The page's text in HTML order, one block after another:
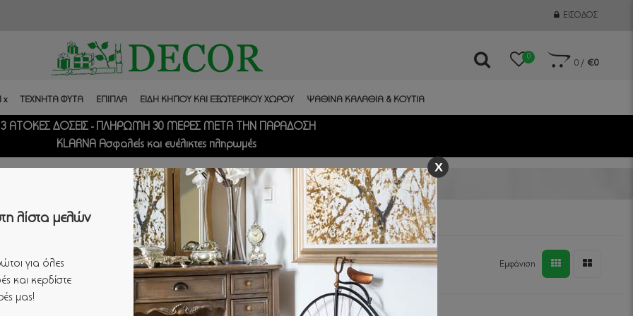
ΕΊΣΟΔΟΣ
0
0/ €0
x ΤΕΧΝΗΤΑ ΦΥΤΑ ΕΠΙΠΛΑ ΕΙΔΗ ΚΗΠΟΥ ΚΑΙ ΕΞΩΤΕΡΙΚΟΥ ΧΩΡΟΥ ΨΑΘΙΝΑ ΚΑΛΑΘΙΑ & ΚΟΥΤΙΑ
3 ΑΤΟΚΕΣ ΔΟΣΕΙΣ - ΠΛΗΡΩΜΗ 30 ΜΕΡΕΣ ΜΕΤΑ ΤΗΝ ΠΑΡΑΔΟΣΗ
KLARNA Ασφαλείς και ευέλικτες πληρωμές
Εμφάνιση
X
λίστα μελών
για όλες
και κερδίστε
μας!